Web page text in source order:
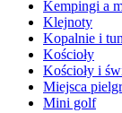
Kempingi a
Klejnoty
Kopalnie i
Kościoły
Kościoły i
Miejsca
Mini golf